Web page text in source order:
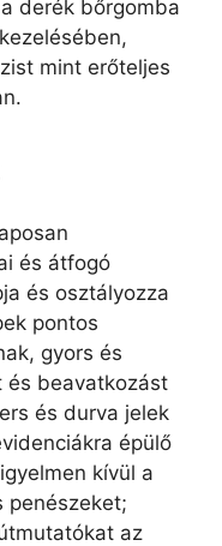
derék bőrgomba
mint erőteljes
és átfogó
és osztályozza
pontos
gyors és
és beavatkozást
és durva jelek
épülő
kívül a
penészeket;
az